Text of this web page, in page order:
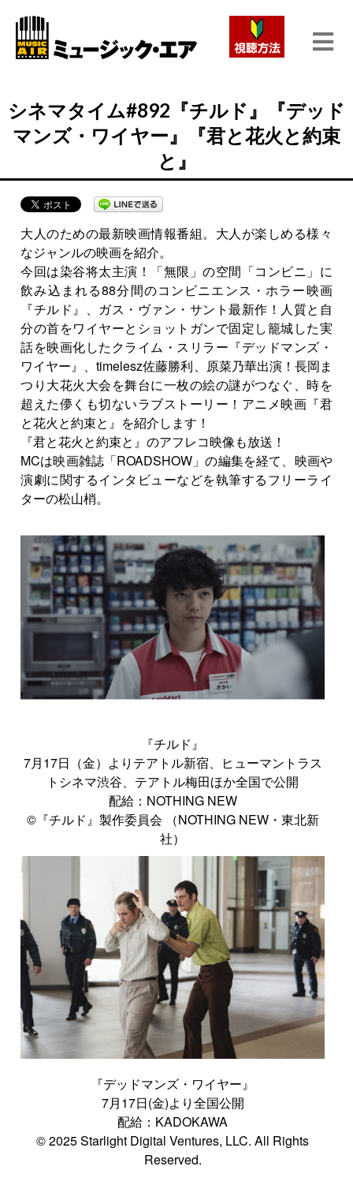
シネマタイム#892『チルド』『デッド
マンズ・ワイヤー』『君と花火と約束
と』
大人のための最新映画情報番組。大人が楽しめる様々
なジャンルの映画を紹介。
今回は染谷将太主演！「無限」の空間「コンビニ」に
飲み込まれる88分間のコンビニエンス・ホラー映画
『チルド』、ガス・ヴァン・サント最新作！人質と自
分の首をワイヤーとショットガンで固定し籠城した実
話を映画化したクライム・スリラー『デッドマンズ・
ワイヤー』、timelesz佐藤勝利、原菜乃華出演！長岡ま
つり大花火大会を舞台に一枚の絵の謎がつなぐ、時を
超えた儚くも切ないラブストーリー！アニメ映画『君
と花火と約束と』を紹介します！
『君と花火と約束と』のアフレコ映像も放送！
MCは映画雑誌「ROADSHOW」の編集を経て、映画や
演劇に関するインタビューなどを執筆するフリーライ
ターの松山梢。
『チルド』
7月17日（金）よりテアトル新宿、ヒューマントラス
トシネマ渋谷、テアトル梅田ほか全国で公開
配給：NOTHING NEW
©︎『チルド』製作委員会 （NOTHING NEW・東北新
社）
『デッドマンズ・ワイヤー』
7月17日(金)より全国公開
配給：KADOKAWA
© 2025 Starlight Digital Ventures, LLC. All Rights
Reserved.